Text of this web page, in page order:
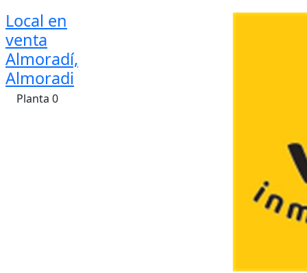
Local en
venta
Almoradí,
Almoradi
Planta 0